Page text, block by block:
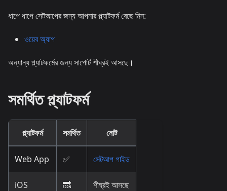
ধাপে ধাপে সেটআপের জন্য আপনার প্ল্যাটফর্ম বেছে নিন:
ওয়েব অ্যাপ
অন্যান্য প্ল্যাটফর্মের জন্য সাপোর্ট শীঘ্রই আসছে।
সমর্থিত প্ল্যাটফর্ম
প্ল্যাটফর্ম সমর্থিত নোট
Web App ✅ সেটআপ গাইড
iOS 🔜 শীঘ্রই আসছে